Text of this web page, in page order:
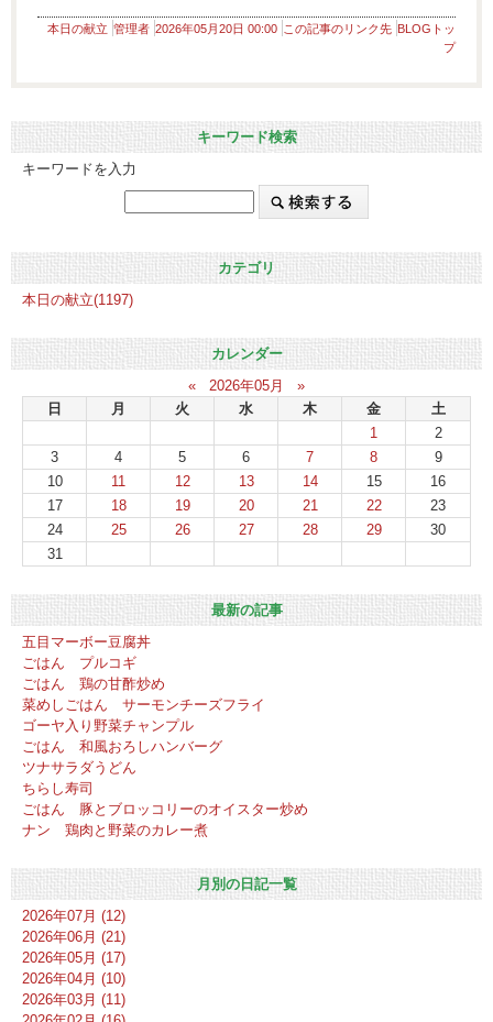
本日の献立 管理者 2026年05月20日 00:00 この記事のリンク先 BLOGトッ
プ
キーワード検索
キーワードを入力
カテゴリ
本日の献立(1197)
カレンダー
«
2026年05月
»
日
月 火 水 木 金
土
1
2
3
4 5 6 7 8
9
10
11 12 13 14 15
16
17
18 19 20 21 22
23
24
25 26 27 28 29
30
31
最新の記事
五目マーボー豆腐丼
ごはん プルコギ
ごはん 鶏の甘酢炒め
菜めしごはん サーモンチーズフライ
ゴーヤ入り野菜チャンプル
ごはん 和風おろしハンバーグ
ツナサラダうどん
ちらし寿司
ごはん 豚とブロッコリーのオイスター炒め
ナン 鶏肉と野菜のカレー煮
月別の日記一覧
2026年07月 (12)
2026年06月 (21)
2026年05月 (17)
2026年04月 (10)
2026年03月 (11)